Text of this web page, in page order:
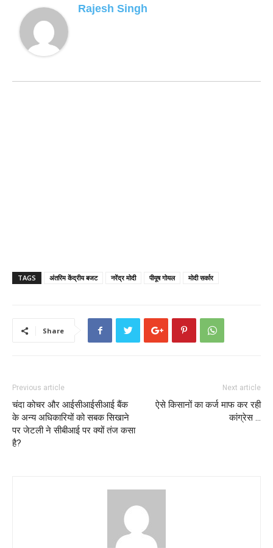
Rajesh Singh
TAGS अंतरिम केंद्रीय बजट नरेंद्र मोदी पीयूष गोयल मोदी सर्कार
Share
Previous article
चंदा कोचर और आईसीआईसीआई बैंक
के अन्य अधिकारियों को सबक सिखाने
पर जेटली ने सीबीआई पर क्यों तंज कसा
है?
Next article
ऐसे किसानों का कर्ज माफ कर रही
कांग्रेस …